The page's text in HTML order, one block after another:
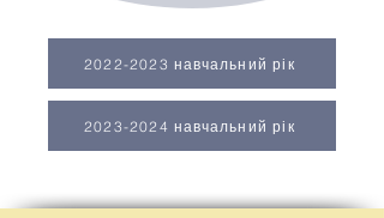
2022-2023 навчальний рік
2023-2024 навчальний рік